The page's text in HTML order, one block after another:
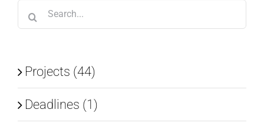
Search
for:
Projects (44)
Deadlines (1)